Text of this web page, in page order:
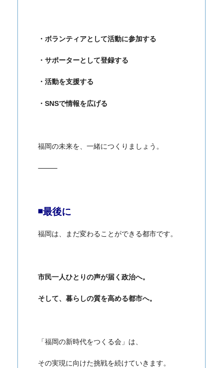
・ボランティアとして活動に参加する
・サポーターとして登録する
・活動を支援する
・SNSで情報を広げる
福岡の未来を、一緒につくりましょう。
⸻
◾️最後に
福岡は、まだ変わることができる都市です。
市民一人ひとりの声が届く政治へ。
そして、暮らしの質を高める都市へ。
「福岡の新時代をつくる会」は、
その実現に向けた挑戦を続けていきます。